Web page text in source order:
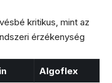
kritikus, mint az
érzékenység
Algoflex